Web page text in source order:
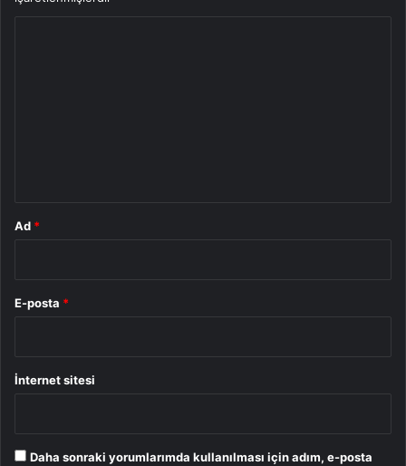
Ad *
E-posta *
İnternet sitesi
Daha sonraki yorumlarımda kullanılması için adım, e-posta